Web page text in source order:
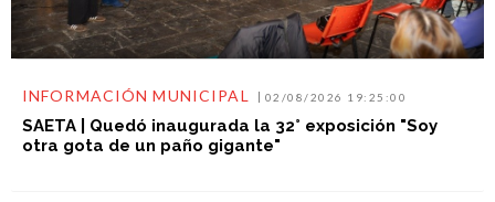
INFORMACIÓN MUNICIPAL 02/08/2026 19:25:00
SAETA | Quedó inaugurada la 32° exposición "Soy
otra gota de un paño gigante"